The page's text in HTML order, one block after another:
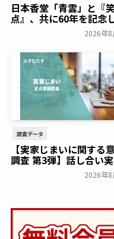
日本香堂「青雲」と『
点』、共に60年を記念
初コラボ！オリジナル
ズのプレゼントキャン
ンを実施～日本香堂～
一般公開
2026年8
調査データ
【実家じまいに関する
調査 第3弾】話し合い
率は29.5％で前回から
下。「大相続時代」で
2026年8